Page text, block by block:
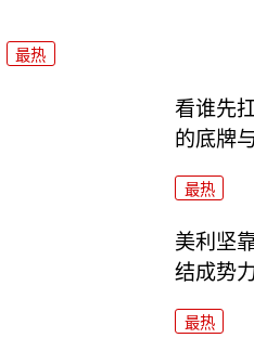
最热
看谁先
的底牌
最热
美利坚
结成势
最热